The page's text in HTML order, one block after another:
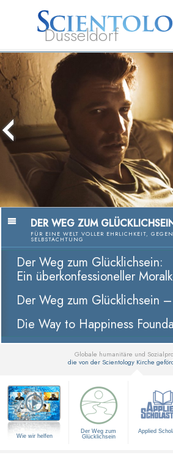
Düsseldorf
L. Ron
Hubbard
Was ist
Scientology?
Ehrenamtliche
Geistliche
DER WEG ZUM
FÜR EINE WELT VOLLER EHRLICHKEIT,
SELBSTACHTUNG
Der Weg zum Glücklichsein:
Ein überkonfessioneller
Der Weg zum Glücklichsein –
Die Way to Happiness
Globale humanitäre und
die von der Scientology Kirche
Wie wir helfen
Der Weg zum
Glücklichsein
Applied